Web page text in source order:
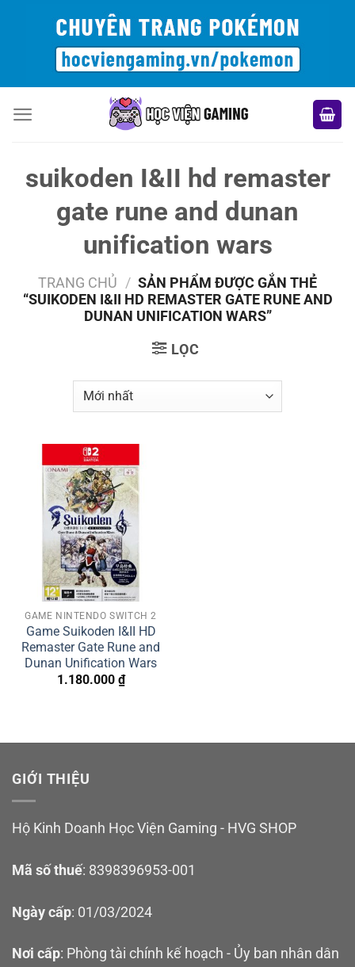
suikoden I&II hd remaster
gate rune and dunan
unification wars
TRANG CHỦ / SẢN PHẨM ĐƯỢC GẮN THẺ
“SUIKODEN I&II HD REMASTER GATE RUNE AND
DUNAN UNIFICATION WARS”
LỌC
GAME NINTENDO SWITCH 2
Game Suikoden I&II HD
Remaster Gate Rune and
Dunan Unification Wars
1.180.000 ₫
GIỚI THIỆU
Hộ Kinh Doanh Học Viện Gaming - HVG SHOP
Mã số thuế: 8398396953-001
Ngày cấp: 01/03/2024
Nơi cấp: Phòng tài chính kế hoạch - Ủy ban nhân dân